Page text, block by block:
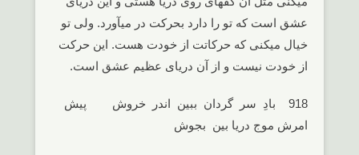
عشق است که تو را دارد بحرکت در میآورد. ولی تو
خیال میکنی که حرکاتت از خودت هست. این حرکت
از خودت نیست و از آن دریای عظیم عشق است.
918 بادِ سر گردان ببین اندر خروش پیش
امرش موج دریا بین بجوش